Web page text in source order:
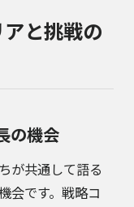
と挑戦の
の機会
が共通して語る
会です。戦略コ